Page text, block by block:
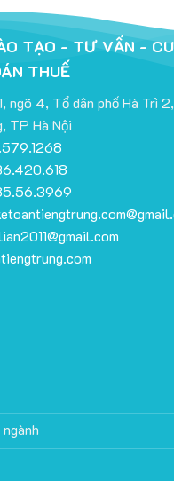
TẠO - TƯ VẤN -
THUẾ
ngõ 4, Tổ dân phố Hà Trì
TP Hà Nội